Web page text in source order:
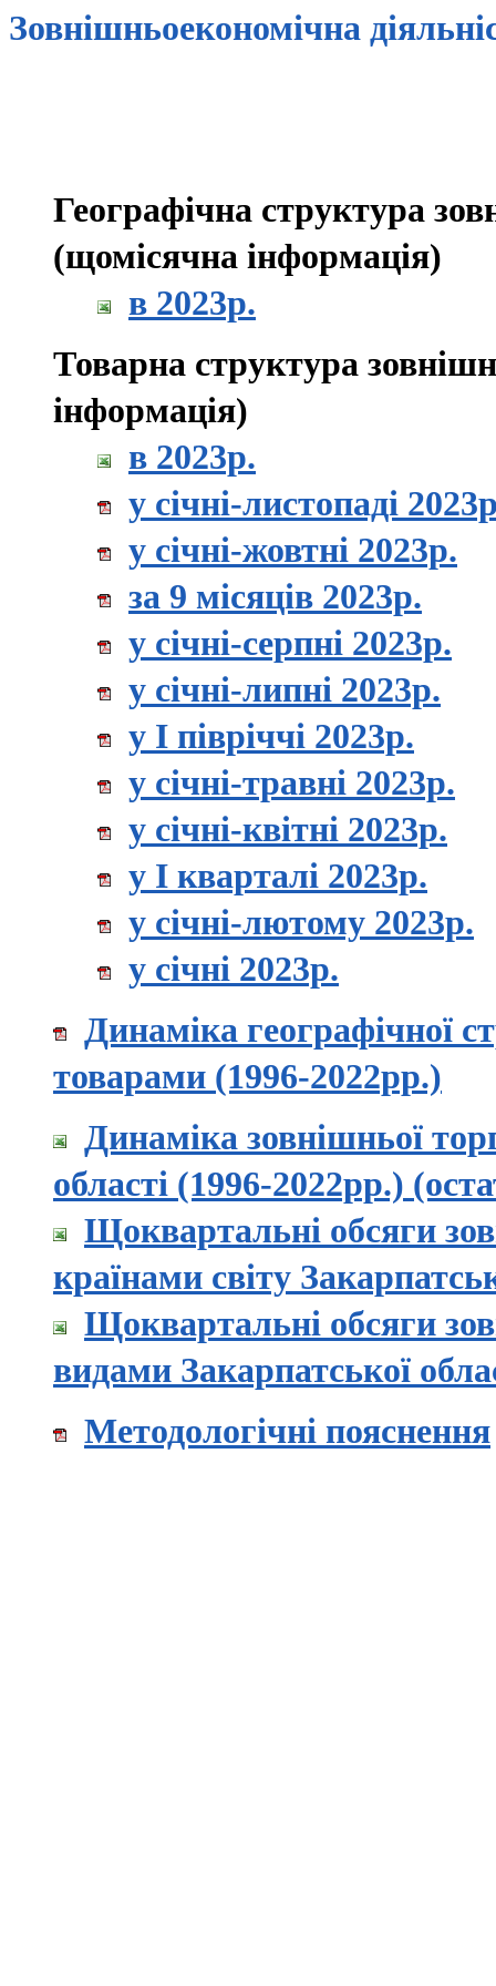
Зовнішньоекономічна
Географічна структура
(щомісячна інформація)
в 2023р.
Товарна структура
інформація)
в 2023р.
у січні-листопаді
у січні-жовтні 2023р.
за 9 місяців 2023р.
у січні-серпні 2023р.
у січні-липні 2023р.
у І півріччі 2023р.
у січні-травні 2023р.
у січні-квітні 2023р.
у І кварталі 2023р.
у січні-лютому 2023р.
у січні 2023р.
Динаміка географічної
товарами (1996-2022рр.)
Динаміка зовнішньої
області (1996-2022рр.)
Щоквартальні обсяги
країнами світу
Щоквартальні обсяги
видами Закарпатської
Методологічні пояснення